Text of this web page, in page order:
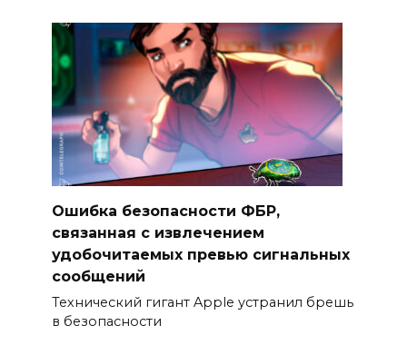
Ошибка безопасности ФБР,
связанная с извлечением
удобочитаемых превью сигнальных
сообщений
Технический гигант Apple устранил брешь
в безопасности